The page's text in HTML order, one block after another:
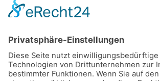
Wir sind nicht bereit oder verpflichtet, an
Streitbeilegungsverfahren vor einer
Tags:Impressum ,Datenschutz,Cookies